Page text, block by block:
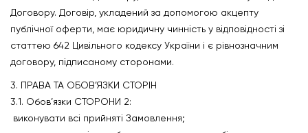
Договору. Договір, укладений за допомогою акцепту
публічної оферти, має юридичну чинність у відповідності зі
статтею 642 Цивільного кодексу України і є рівнозначним
договору, підписаному сторонами.
3. ПРАВА ТА ОБОВ’ЯЗКИ СТОРІН
3.1. Обов’язки СТОРОНИ 2:
виконувати всі прийняті Замовлення;